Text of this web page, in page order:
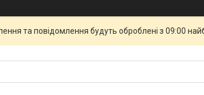
та повідомлення будуть оброблені з 09:00